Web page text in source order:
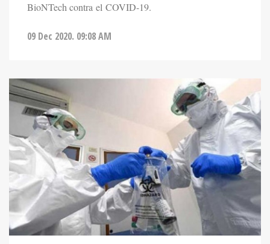
BioNTech contra el COVID-19.
09 Dec 2020. 09:08 AM